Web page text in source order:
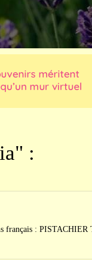
:
: PISTACHIER